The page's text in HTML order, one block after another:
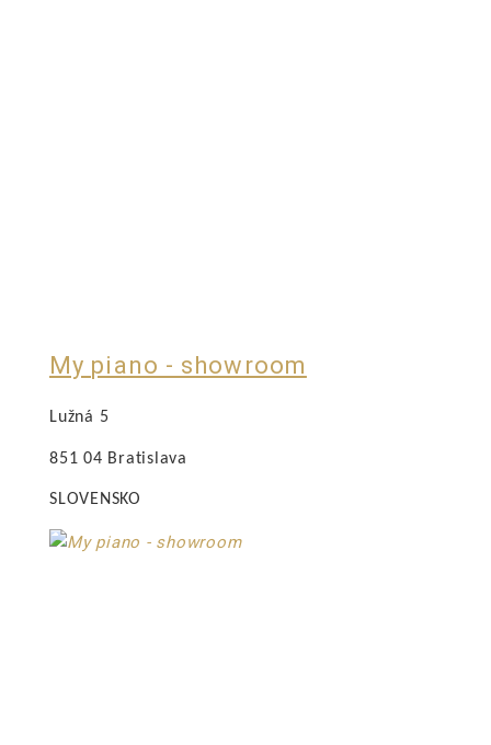
My piano - showroom
Lužná 5
851 04 Bratislava
SLOVENSKO